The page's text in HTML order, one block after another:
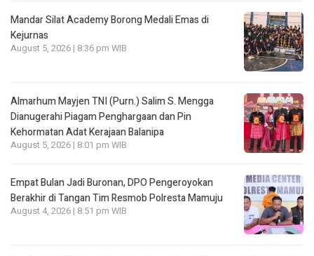
Mandar Silat Academy Borong Medali Emas di
Kejurnas
August 5, 2026 | 8:36 pm WIB
Almarhum Mayjen TNI (Purn.) Salim S. Mengga
Dianugerahi Piagam Penghargaan dan Pin
Kehormatan Adat Kerajaan Balanipa
August 5, 2026 | 8:01 pm WIB
Empat Bulan Jadi Buronan, DPO Pengeroyokan
Berakhir di Tangan Tim Resmob Polresta Mamuju
August 4, 2026 | 8:51 pm WIB